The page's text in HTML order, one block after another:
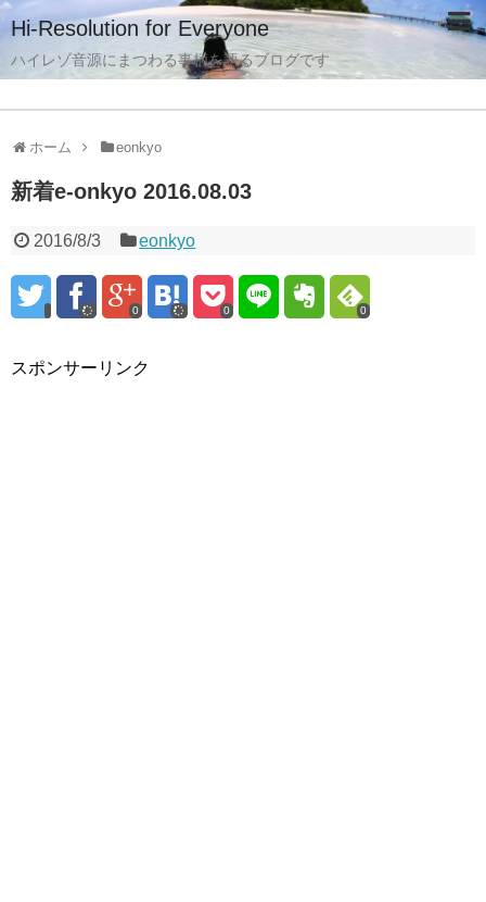
Hi-Resolution for Everyone
ハイレゾ音源にまつわる事柄を語るブログです
ホーム eonkyo
新着e-onkyo 2016.08.03
2016/8/3 eonkyo
0 0 0
スポンサーリンク